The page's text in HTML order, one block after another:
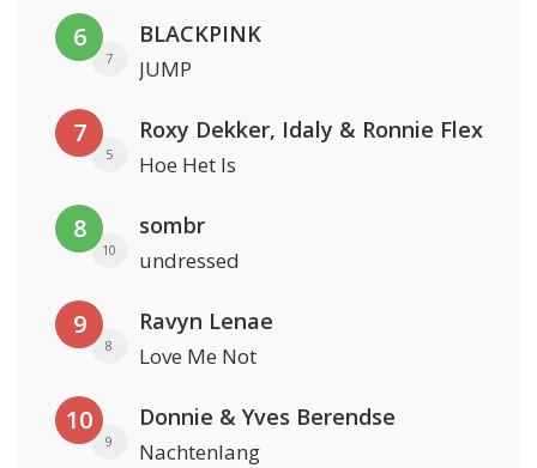
6
7
BLACKPINK
JUMP
7
5
Roxy Dekker, Idaly & Ronnie Flex
Hoe Het Is
8
10
sombr
undressed
9
8
Ravyn Lenae
Love Me Not
10
9
Donnie & Yves Berendse
Nachtenlang